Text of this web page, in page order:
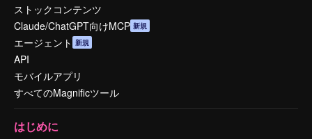
ストックコンテンツ
Claude/ChatGPT向けMCP 新規
エージェント 新規
API
モバイルアプリ
すべてのMagnificツール
はじめに